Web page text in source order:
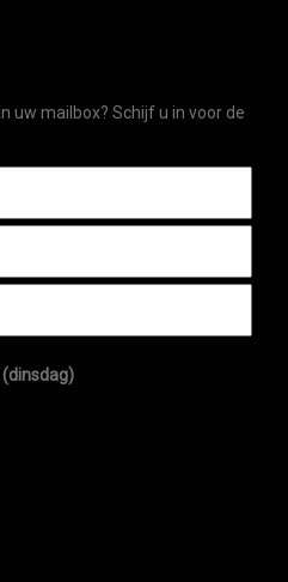
uw mailbox? Schijf u in voor de